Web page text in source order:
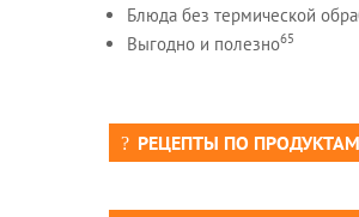
Блюда без термической
Выгодно и полезно65
РЕЦЕПТЫ ПО ПРОДУКТАМ